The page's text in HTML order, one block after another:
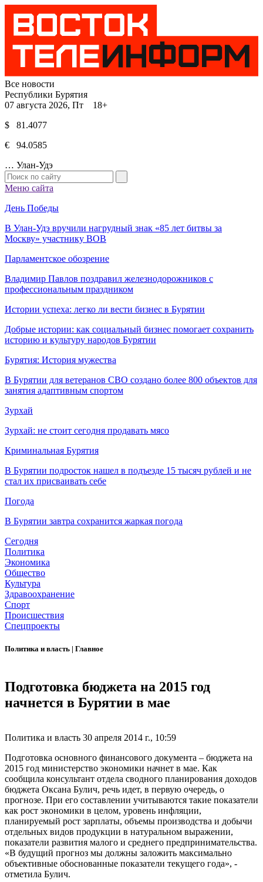
Все новости
Республики Бурятия
07 августа 2026, Пт 18+
$ 81.4077
€ 94.0585
… Улан-Удэ
Меню сайта
День Победы
В Улан-Удэ вручили нагрудный знак «85 лет битвы за
Москву» участнику ВОВ
Парламентское обозрение
Владимир Павлов поздравил железнодорожников с
профессиональным праздником
Истории успеха: легко ли вести бизнес в Бурятии
Добрые истории: как социальный бизнес помогает сохранить
историю и культуру народов Бурятии
Бурятия: История мужества
В Бурятии для ветеранов СВО создано более 800 объектов для
занятия адаптивным спортом
Зурхай
Зурхай: не стоит сегодня продавать мясо
Криминальная Бурятия
В Бурятии подросток нашел в подъезде 15 тысяч рублей и не
стал их присваивать себе
Погода
В Бурятии завтра сохранится жаркая погода
Сегодня
Политика
Экономика
Общество
Культура
Здравоохранение
Спорт
Происшествия
Спецпроекты
Политика и власть | Главное
Подготовка бюджета на 2015 год
начнется в Бурятии в мае
Политика и власть 30 апреля 2014 г., 10:59
Подготовка основного финансового документа – бюджета на
2015 год министерство экономики начнет в мае. Как
сообщила консультант отдела сводного планирования доходов
бюджета Оксана Булич, речь идет, в первую очередь, о
прогнозе. При его составлении учитываются такие показатели
как рост экономики в целом, уровень инфляции,
планируемый рост зарплаты, объемы производства и добычи
отдельных видов продукции в натуральном выражении,
показатели развития малого и среднего предпринимательства.
«В будущий прогноз мы должны заложить максимально
объективные обоснованные показатели текущего года», -
отметила Булич.